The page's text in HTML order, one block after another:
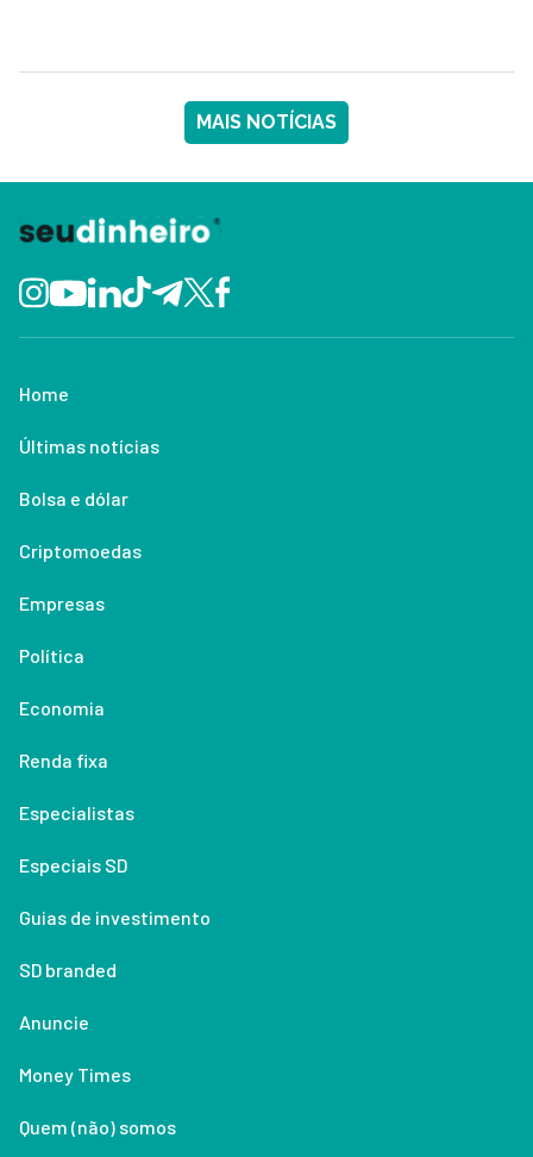
MAIS NOTÍCIAS
Home
Últimas notícias
Bolsa e dólar
Criptomoedas
Empresas
Política
Economia
Renda fixa
Especialistas
Especiais SD
Guias de investimento
SD branded
Anuncie
Money Times
Quem (não) somos